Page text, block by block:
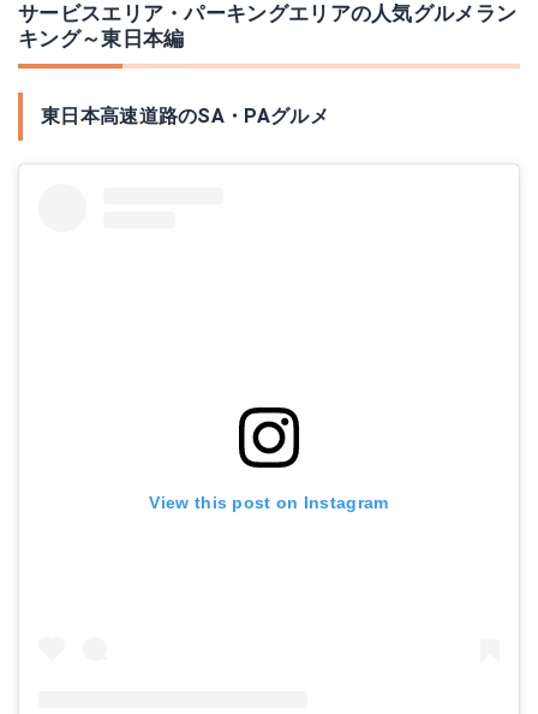
サービスエリア・パーキングエリアの人気グルメラン
キング～東日本編
東日本高速道路のSA・PAグルメ
View this post on Instagram